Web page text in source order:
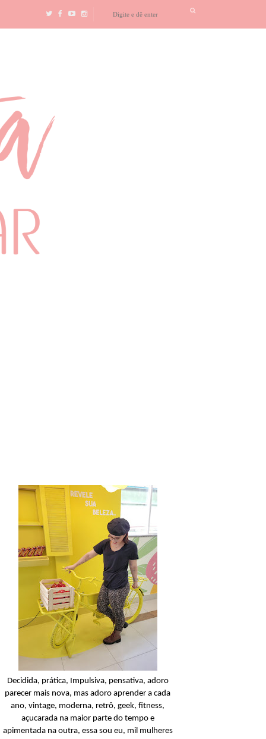
Condicionador
Açucarando: Shampoo
Condicionador Novex
Decidida, prática, Impulsiva, pensativa, adoro
parecer mais nova, mas adoro aprender a cada
ano, vintage, moderna, retrô, geek, fitness,
açucarada na maior parte do tempo e
apimentada na outra, essa sou eu, mil mulheres